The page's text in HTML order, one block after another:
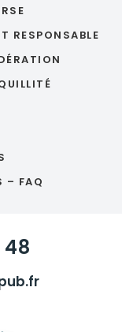
RESPONSABLE
– FAQ
48